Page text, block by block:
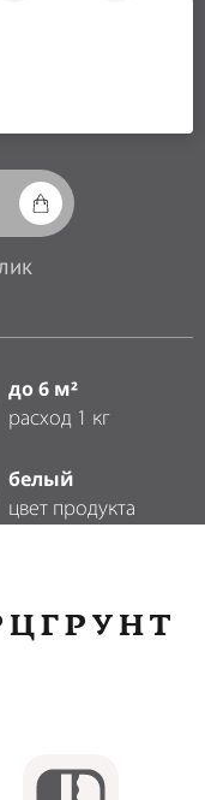
до 6 м²
расход 1 кг
белый
цвет продукта